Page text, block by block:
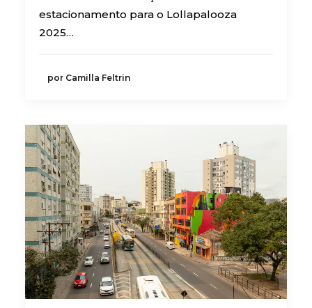
estacionamento para o Lollapalooza
2025…
por Camilla Feltrin